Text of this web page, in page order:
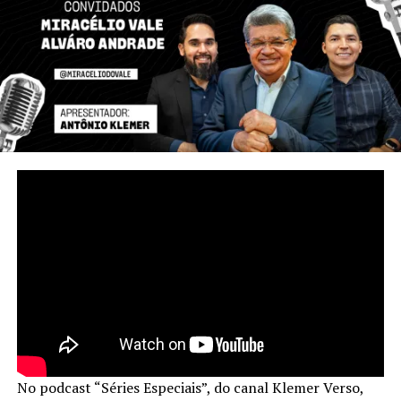
café, o açaí e o cacau resolve o histórico entrave da baixa
escala de produção na Amazônia. Ao unir pequenos
produtores em redes organizadas, o Acre consegue
atender contratos internacionais que exigem volume e
regularidade de entrega, algo inviável para o produtor
isolado. Essa organização das cadeias produtivas, aliada à
infraestrutura logística de saída para os portos do
Pacífico, projeta um cenário onde o estado deixa de ser
No podcast “Séries Especiais”, do canal Klemer Verso,